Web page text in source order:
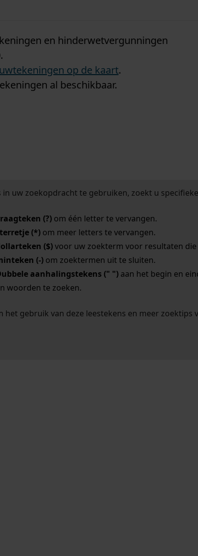
en hinderwetvergunningen
op de kaart.
al beschikbaar.
in uw zoekopdracht te gebruiken, zoekt u
(?)om één letter te vervangen.
(*)om meer letters te vervangen.
($)voor uw zoekterm voor resultaten die
(-)om zoektermen uit te sluiten.
aanhalingstekens (" ")aan het begin en
woorden te zoeken.
het gebruik van deze leestekens en meer zoektips